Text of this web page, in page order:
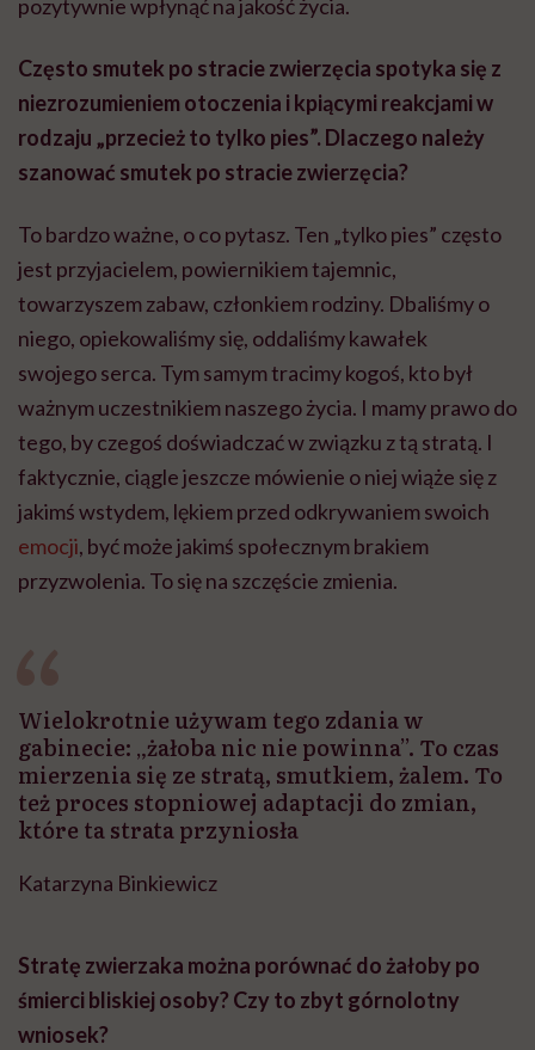
pozytywnie wpłynąć na jakość życia.
Często smutek po stracie zwierzęcia spotyka się z
niezrozumieniem otoczenia i kpiącymi reakcjami w
rodzaju „przecież to tylko pies”. Dlaczego należy
szanować smutek po stracie zwierzęcia?
To bardzo ważne, o co pytasz. Ten „tylko pies” często
jest przyjacielem, powiernikiem tajemnic,
towarzyszem zabaw, członkiem rodziny. Dbaliśmy o
niego, opiekowaliśmy się, oddaliśmy kawałek
swojego serca. Tym samym tracimy kogoś, kto był
ważnym uczestnikiem naszego życia. I mamy prawo do
tego, by czegoś doświadczać w związku z tą stratą. I
faktycznie, ciągle jeszcze mówienie o niej wiąże się z
jakimś wstydem, lękiem przed odkrywaniem swoich
emocji, być może jakimś społecznym brakiem
przyzwolenia. To się na szczęście zmienia.
Wielokrotnie używam tego zdania w
gabinecie: „żałoba nic nie powinna”. To czas
mierzenia się ze stratą, smutkiem, żalem. To
też proces stopniowej adaptacji do zmian,
które ta strata przyniosła
Katarzyna Binkiewicz
Stratę zwierzaka można porównać do żałoby po
śmierci bliskiej osoby? Czy to zbyt górnolotny
wniosek?